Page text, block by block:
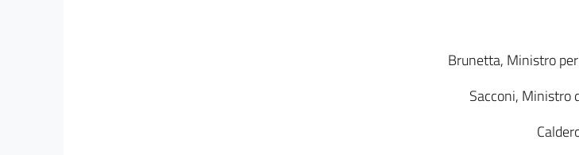
Brunetta, Ministro
Sacconi, Ministro